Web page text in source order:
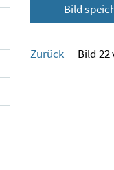
Bild
Zurück Bild 22